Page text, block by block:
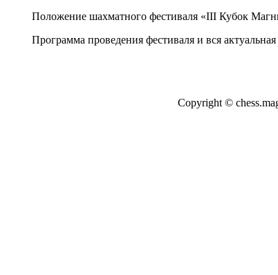
Положение шахматного фестиваля «III Кубок
Программа проведения фестиваля и вся
Copyright ©